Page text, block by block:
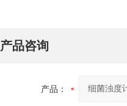
产品咨询
产品：